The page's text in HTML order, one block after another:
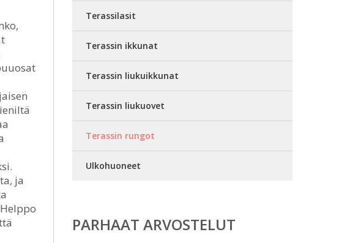
ja
Terassilasit
Terassin ikkunat
Terassin liukuikkunat
Terassin liukuovet
Terassin rungot
Ulkohuoneet
PARHAAT ARVOSTELUT